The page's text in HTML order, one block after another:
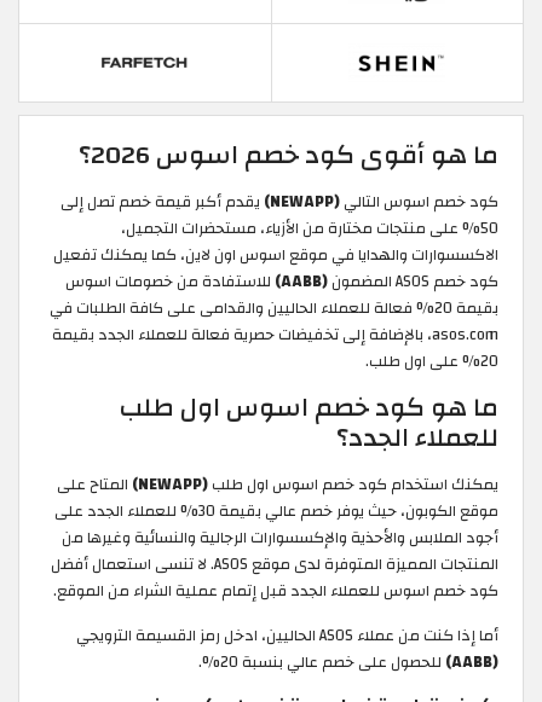
ما هو أقوى كود خصم اسوس 2026؟
كود خصم اسوس التالي(NEWAPP)
يقدم أكبر قيمة خصم تصل إلى
50% على منتجات مختارة من الأزياء، مستحضرات التجميل،
الاكسسوارات والهدايا في موقع اسوس اون لاين، كما يمكنك تفعيل
كود خصم ASOS المضمون
(AABB)
للاستفادة من خصومات اسوس
بقيمة 20% فعالة للعملاء الحاليين والقدامى على كافة الطلبات في
asos.com، بالإضافة إلى تخفيضات حصرية فعالة للعملاء الجدد بقيمة
20% على اول طلب.
ما هو كود خصم اسوس اول طلب
للعملاء الجدد؟
يمكنك استخدام كود خصم اسوس اول طلب(NEWAPP)
المتاح على
موقع الكوبون، حيث يوفر خصم عالي بقيمة 30% للعملاء الجدد على
أجود الملابس والأحذية والإكسسوارات الرجالية والنسائية وغيرها من
المنتجات المميزة المتوفرة لدى موقع ASOS. لا تنسى استعمال أفضل
كود خصم اسوس للعملاء الجدد قبل إتمام عملية الشراء من الموقع.
أما إذا كنت من عملاء ASOS الحاليين، ادخل رمز القسيمة الترويجي
(AABB)
للحصول على خصم عالي بنسبة 20%.